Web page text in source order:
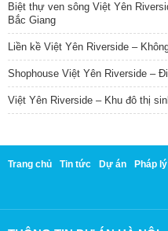
Biệt thự ven sông Việt Yên
Bắc Giang
Liền kề Việt Yên Riverside –
Shophouse Việt Yên Riverside –
Việt Yên Riverside – Khu đô thị
Trang chủ Tin tức Dự án Pháp lý